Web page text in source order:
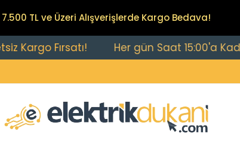
7.500 TL ve Üzeri Alışverişlerde Kargo Bedava!
Fırsatı! Her gün Saat 15:00'a Kadar